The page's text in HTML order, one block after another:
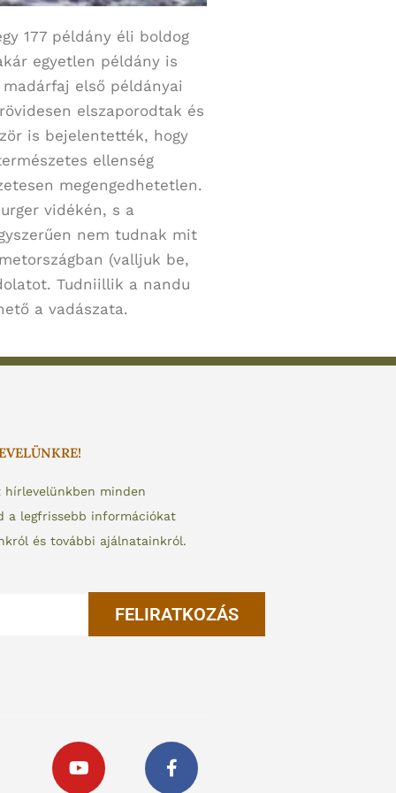
177 példány éli boldog
egyetlen példány is
első példányai
elszaporodtak és
is bejelentették, hogy
ellenség
megengedhetetlen.
vidékén, s a
nem tudnak mit
(valljuk be,
Tudniillik a nandu
a vadászata.
hírlevelünkben minden
a legfrissebb információkat
és további ajálnatainkról.
FELIRATKOZÁS
Y
o
F
a